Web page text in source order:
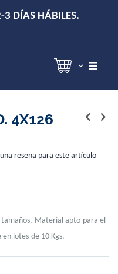
3 DÍAS HÁBILES.
4X126
reseña para este artículo
Material apto para el
lotes de 10 Kgs.